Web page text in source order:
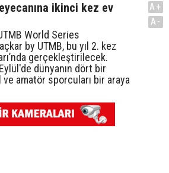
ikinci kez ev
World Series
by UTMB, bu yıl 2. kez
gerçekleştirilecek.
dünyanın dört bir
amatör sporcuları bir araya
A+
A-